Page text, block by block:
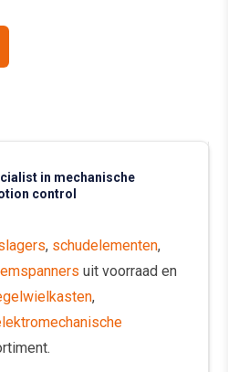
in mechanische
control
, schudelementen,
uit voorraad en
,